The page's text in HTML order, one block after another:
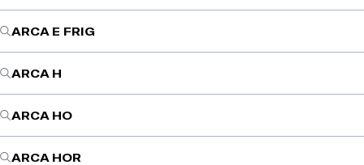
ARCA E FRIG
ARCA H
ARCA HO
ARCA HOR